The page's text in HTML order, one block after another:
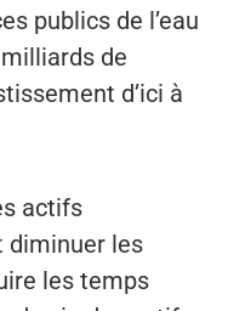
publics de l’eau
de
d’ici à
actifs
diminuer les
les temps